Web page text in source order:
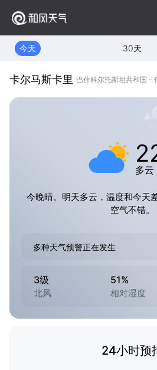
今天 30天
卡尔马斯卡里 巴什科尔托斯坦共和国 -
多云
今晚晴。明天多云，温度和今天
空气不错。
多种天气预警正在发生
3级
北风
51%
相对湿度
24小时预